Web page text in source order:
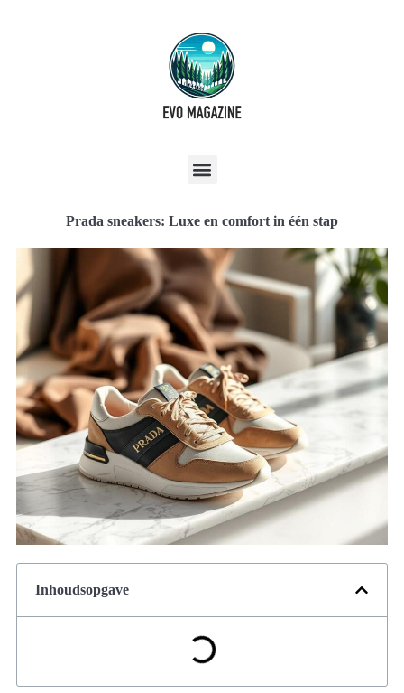
Prada sneakers: Luxe en comfort in één stap
Inhoudsopgave